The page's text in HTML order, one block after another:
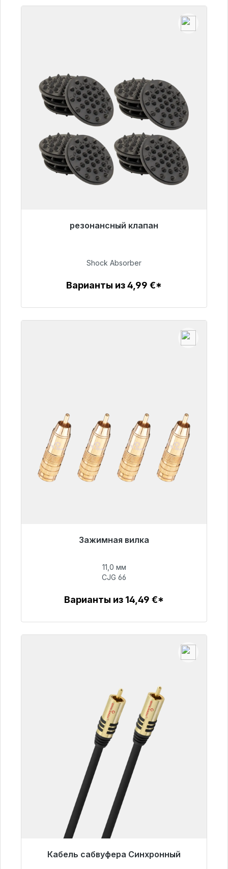
резонансный клапан
Готовы к немедленной отправке, срок
54,99 €
Shock Absorber
Варианты из 4,99 €*
Зажимная вилка
Готовы к немедленной отправке, срок
55,99 €
11,0 мм
CJG 66
Варианты из 14,49 €*
Кабель сабвуфера Синхронный
Готовы к немедленной отправке, срок